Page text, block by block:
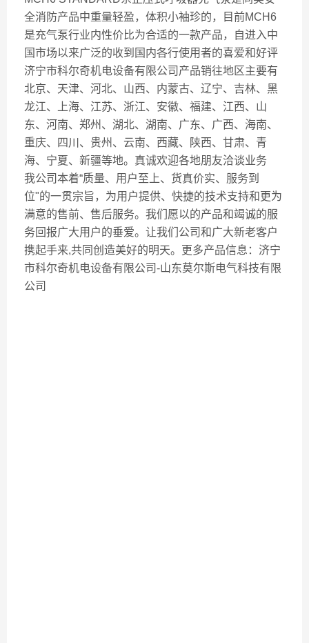
全消防产品中重量轻盈，体积小袖珍的，目前MCH6
是充气泵行业内性价比为合适的一款产品，自进入中
国市场以来广泛的收到国内各行使用者的喜爱和好评
济宁市科尔奇机电设备有限公司产品销往地区主要有
北京、天津、河北、山西、内蒙古、辽宁、吉林、黑
龙江、上海、江苏、浙江、安徽、福建、江西、山
东、河南、郑州、湖北、湖南、广东、广西、海南、
重庆、四川、贵州、云南、西藏、陕西、甘肃、青
海、宁夏、新疆等地。真诚欢迎各地朋友洽谈业务
我公司本着“质量、用户至上、货真价实、服务到
位"的一贯宗旨，为用户提供、快捷的技术支持和更为
满意的售前、售后服务。我们愿以的产品和竭诚的服
务回报广大用户的垂爱。让我们公司和广大新老客户
携起手来,共同创造美好的明天。更多产品信息：济宁
市科尔奇机电设备有限公司-山东莫尔斯电气科技有限
公司